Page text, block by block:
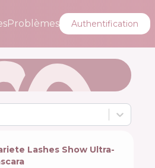
Problèmes Authentification
Lashes Show Ultra-